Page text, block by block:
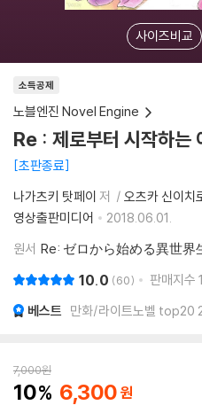
사이즈비교
소득공제
노블엔진 Novel Engine
Re : 제로부터 시작하는
초판종료
나가츠키 탓페이 저 오츠카 신이치
영상출판미디어
2018.06.01.
원서 Re: ゼロから始める異世界
10.0 60 판매지수
베스트 만화/라이트노벨 top20
7,000원
10 6,300